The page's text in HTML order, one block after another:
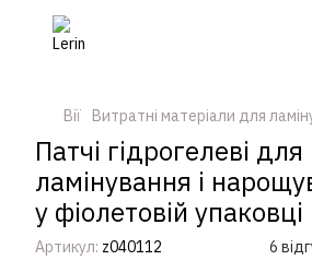
Вії Витратні матеріали для
Патчі гідрогелеві для
ламінування і
у фіолетовій
Артикул: z040112 6